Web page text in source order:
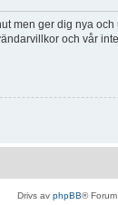
men ger dig nya
och vår
Drivs av phpBB®